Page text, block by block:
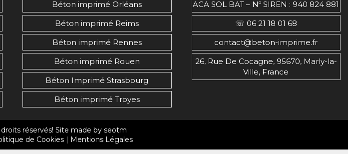
Béton imprimé Orléans
Béton imprimé Reims
Béton imprimé Rennes
Béton imprimé Rouen
Béton Imprimé Strasbourg
Béton imprimé Troyes
ACA SOL BAT – Nº SIREN : 940 824 881
☏ 06 21 18 01 68
contact@beton-imprime.fr
26, Rue De Cocagne, 95670, Marly-la-
Ville, France
droits réservés! Site made by seotm
de Cookies | Mentions Légales